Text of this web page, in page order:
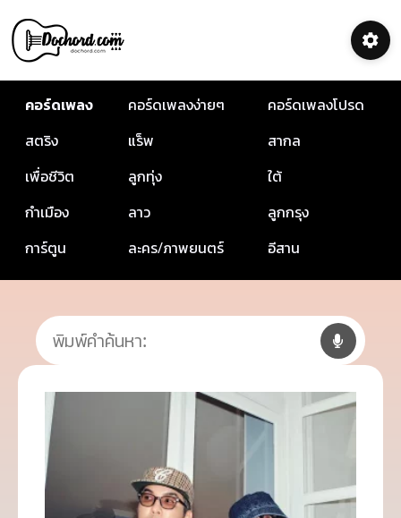
คอร์ดเพลง คอร์ดเพลงง่ายๆ
คอร์ดเพลงโปรด
สตริง
แร็พ
สากล
เพื่อชีวิต
ลูกทุ่ง
ใต้
กำเมือง
ลาว
ลูกกรุง
การ์ตูน
ละคร/ภาพยนตร์ อีสาน